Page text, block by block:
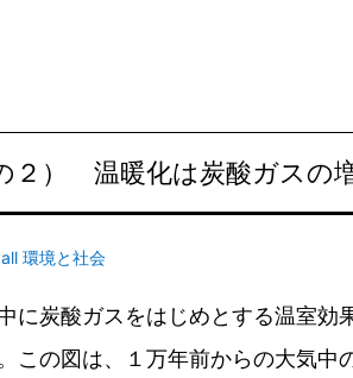
２） 温暖化は炭酸ガスの
all 環境と社会
に炭酸ガスをはじめとする温室効
この図は、１万年前からの大気中